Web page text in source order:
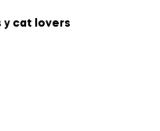
y cat lovers